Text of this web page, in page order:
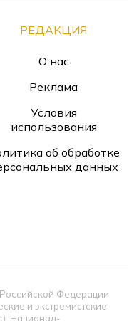
РЕДАКЦИЯ
О нас
Реклама
Условия
использования
об обработке
данных
Федерации
и экстремистские
Национал-